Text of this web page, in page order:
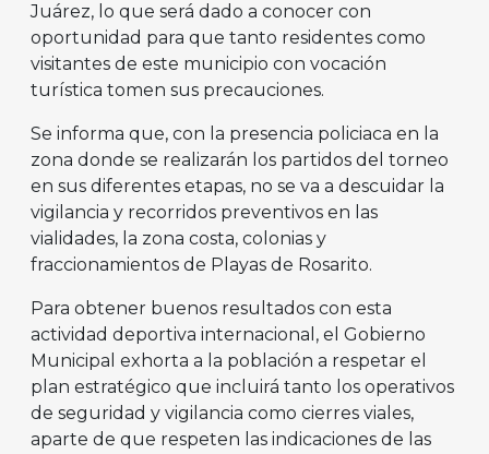
Juárez, lo que será dado a conocer con
oportunidad para que tanto residentes como
visitantes de este municipio con vocación
turística tomen sus precauciones.
Se informa que, con la presencia policiaca en la
zona donde se realizarán los partidos del torneo
en sus diferentes etapas, no se va a descuidar la
vigilancia y recorridos preventivos en las
vialidades, la zona costa, colonias y
fraccionamientos de Playas de Rosarito.
Para obtener buenos resultados con esta
actividad deportiva internacional, el Gobierno
Municipal exhorta a la población a respetar el
plan estratégico que incluirá tanto los operativos
de seguridad y vigilancia como cierres viales,
aparte de que respeten las indicaciones de las